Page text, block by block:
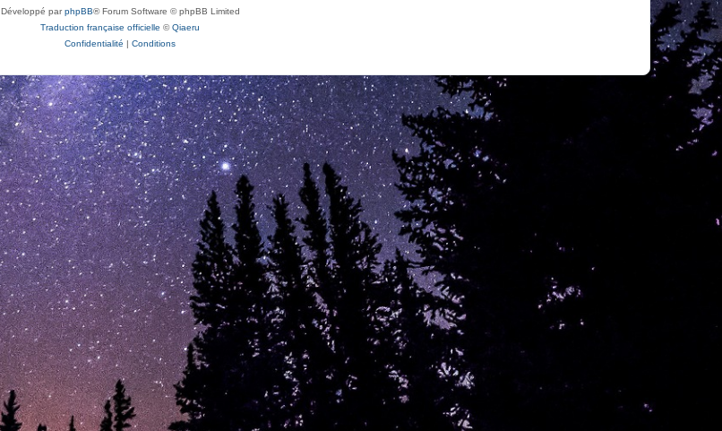
Développé parphpBB® Forum Software © phpBB Limited
Traduction française officielle ©Qiaeru
Confidentialité | Conditions